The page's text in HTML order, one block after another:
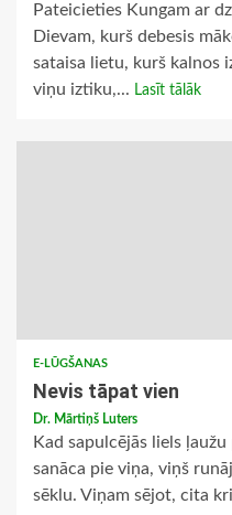
Pateicieties Kungam ar
Dievam, kurš debesis
sataisa lietu, kurš kalnos
viņu iztiku,... Lasīt tālāk
E-LŪGŠANAS
Nevis tāpat vien
Dr. Mārtiņš Luters
Kad sapulcējās liels
sanāca pie viņa, viņš
sēklu. Viņam sējot, cita